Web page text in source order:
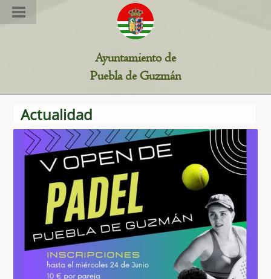
Ayuntamiento de
Puebla de Guzmán
Estamos en: Ciudadanía >>Inicio>> Información /
Actualidad